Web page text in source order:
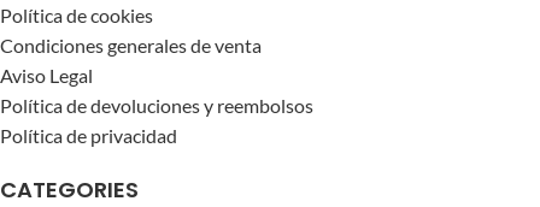
Política de cookies
Condiciones generales de venta
Aviso Legal
Política de devoluciones y reembolsos
Política de privacidad
CATEGORIES